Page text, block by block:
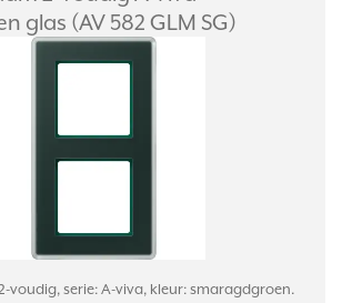
glas (AV 582 GLM SG)
voudig, serie: A-viva, kleur: smaragdgroen.